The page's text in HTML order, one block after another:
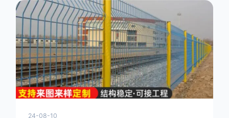
的功能防护功能：市政道路护栏的主要功能是防止车辆
失控，保护行人安全。它可以有效地阻止因驾驶员疏忽
或车辆故障而导致的事故发生，减少交通事故的发生
率。隔离功能：市政道路护栏可以将道路与人行道、绿
化带等隔离开来，避
24-08-10